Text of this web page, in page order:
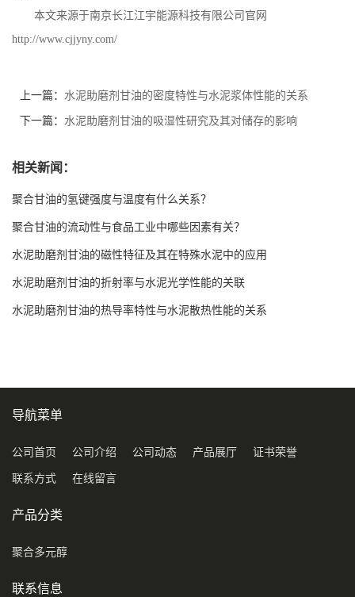
本文来源于南京长江江宇能源科技有限公司官网
http://www.cjjyny.com/
上一篇： 水泥助磨剂甘油的密度特性与水泥浆体性能的关系
下一篇： 水泥助磨剂甘油的吸湿性研究及其对储存的影响
相关新闻：
聚合甘油的氢键强度与温度有什么关系？
聚合甘油的流动性与食品工业中哪些因素有关？
水泥助磨剂甘油的磁性特征及其在特殊水泥中的应用
水泥助磨剂甘油的折射率与水泥光学性能的关联
水泥助磨剂甘油的热导率特性与水泥散热性能的关系
导航菜单
公司首页 公司介绍 公司动态 产品展厅 证书荣誉
联系方式 在线留言
产品分类
聚合多元醇
联系信息